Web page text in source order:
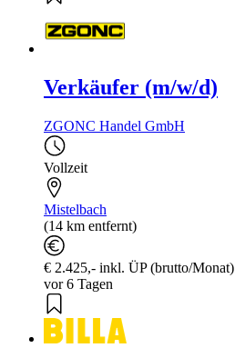
Verkäufer (m/w/d)
ZGONC Handel GmbH
Vollzeit
Mistelbach
(14 km entfernt)
€ 2.425,- inkl. ÜP (brutto/Monat)
vor 6 Tagen